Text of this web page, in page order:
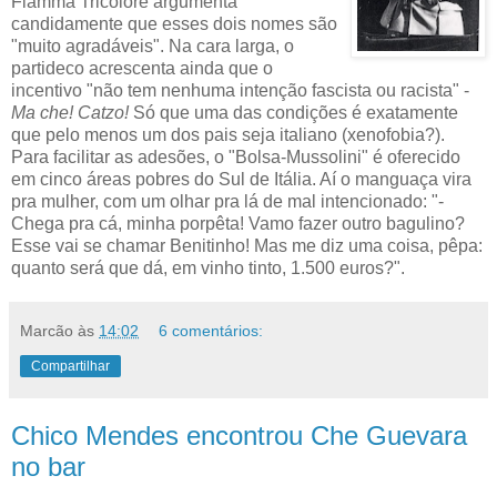
candidamente que esses dois nomes são
"muito agradáveis". Na cara larga, o
partideco acrescenta ainda que o
incentivo "não tem nenhuma intenção fascista ou racista" -
Ma che! Catzo!Só que uma das condições é exatamente
que pelo menos um dos pais seja italiano (xenofobia?).
Para facilitar as adesões, o "Bolsa-Mussolini" é oferecido
em cinco áreas pobres do Sul de Itália. Aí o manguaça vira
pra mulher, com um olhar pra lá de mal intencionado: "-
Chega pra cá, minha porpêta! Vamo fazer outro bagulino?
Esse vai se chamar Benitinho! Mas me diz uma coisa, pêpa:
quanto será que dá, em vinho tinto, 1.500 euros?".
Marcão às 14:02 6 comentários:
Compartilhar
Chico Mendes encontrou Che Guevara
no bar